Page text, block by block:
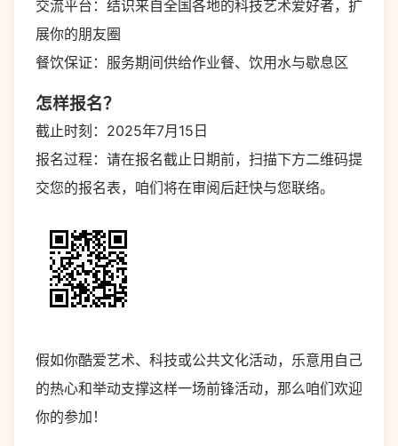
交流平台：结识来自全国各地的科技艺术爱好者，扩
展你的朋友圈
餐饮保证：服务期间供给作业餐、饮用水与歇息区
怎样报名？
截止时刻：2025年7月15日
报名过程：请在报名截止日期前，扫描下方二维码提
交您的报名表，咱们将在审阅后赶快与您联络。
假如你酷爱艺术、科技或公共文化活动，乐意用自己
的热心和举动支撑这样一场前锋活动，那么咱们欢迎
你的参加！